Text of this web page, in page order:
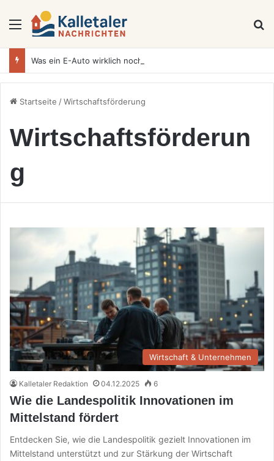
Menü
Startseite /Wirtschaftsförderung
Wirtschaftsförderun
g
Wirtschaft & Unternehmen
Kalletaler Redaktion 04.12.2025 6
Wie die Landespolitik Innovationen im
Mittelstand fördert
Entdecken Sie, wie die Landespolitik gezielt Innovationen im
Mittelstand unterstützt und zur Stärkung der Wirtschaft